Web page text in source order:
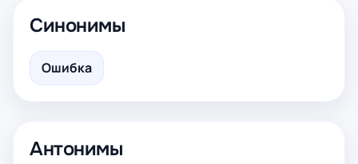
Синонимы
Ошибка
Антонимы